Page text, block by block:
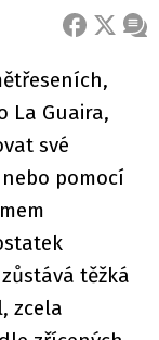
FACEBOOK
X
La Guaira,
své
pomocí
těžká
zcela